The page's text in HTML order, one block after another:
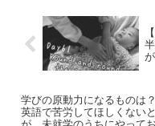
学びの原動力になるものは
英語で苦労してほしくない